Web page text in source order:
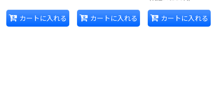
カートに入れる カートに入れる カートに入れる